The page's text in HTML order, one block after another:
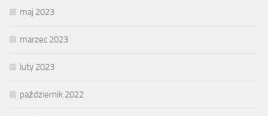
maj 2023
marzec 2023
luty 2023
październik 2022